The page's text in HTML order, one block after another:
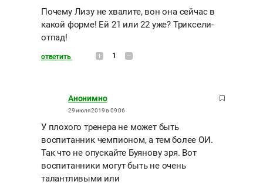
Почему Лизу не хвалите, вон она сейчас в
какой форме! Ей 21 или 22 уже? Триксели-
отпад!
ответить 1
Анонимно
29 июля 2019 в 09:06
У плохого тренера не может быть
воспитанник чемпионом, а тем более ОИ.
Так что не опускайте Буянову зря. Вот
воспитанники могут быть не очень
талантливыми или